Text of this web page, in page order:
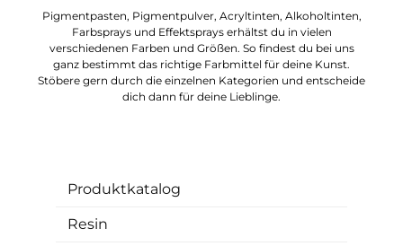
Pigmentpasten, Pigmentpulver, Acryltinten, Alkoholtinten,
Farbsprays und Effektsprays erhältst du in vielen
verschiedenen Farben und Größen. So findest du bei uns
ganz bestimmt das richtige Farbmittel für deine Kunst.
Stöbere gern durch die einzelnen Kategorien und entscheide
dich dann für deine Lieblinge.
Produktkatalog
Resin